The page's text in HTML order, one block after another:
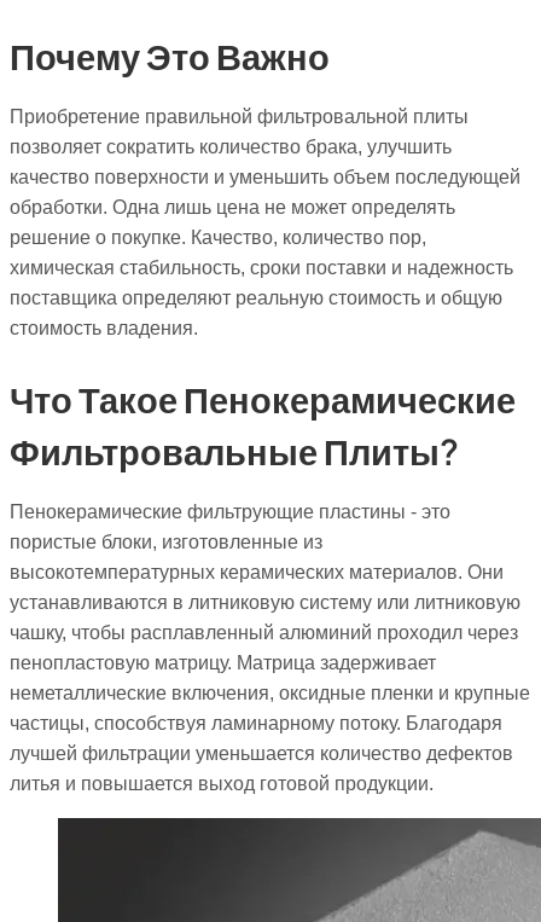
Почему Это Важно
Приобретение правильной фильтровальной плиты
позволяет сократить количество брака, улучшить
качество поверхности и уменьшить объем последующей
обработки. Одна лишь цена не может определять
решение о покупке. Качество, количество пор,
химическая стабильность, сроки поставки и надежность
поставщика определяют реальную стоимость и общую
стоимость владения.
Что Такое Пенокерамические
Фильтровальные Плиты?
Пенокерамические фильтрующие пластины - это
пористые блоки, изготовленные из
высокотемпературных керамических материалов. Они
устанавливаются в литниковую систему или литниковую
чашку, чтобы расплавленный алюминий проходил через
пенопластовую матрицу. Матрица задерживает
неметаллические включения, оксидные пленки и крупные
частицы, способствуя ламинарному потоку. Благодаря
лучшей фильтрации уменьшается количество дефектов
литья и повышается выход готовой продукции.